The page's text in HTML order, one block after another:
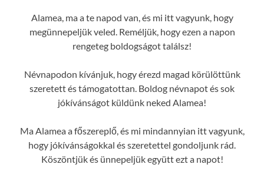
Alamea, ma a te napod van, és mi itt vagyunk, hogy
megünnepeljük veled. Reméljük, hogy ezen a napon
rengeteg boldogságot találsz!
Névnapodon kívánjuk, hogy érezd magad körülöttünk
szeretett és támogatottan. Boldog névnapot és sok
jókívánságot küldünk neked Alamea!
Ma Alamea a főszereplő, és mi mindannyian itt vagyunk,
hogy jókívánságokkal és szeretettel gondoljunk rád.
Köszöntjük és ünnepeljük együtt ezt a napot!